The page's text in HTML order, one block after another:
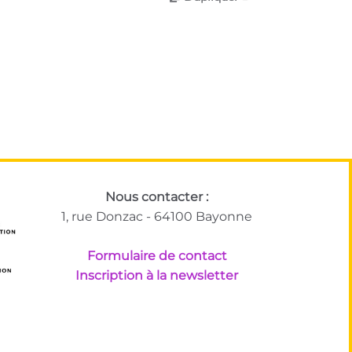
Nous contacter :
1, rue Donzac - 64100 Bayonne
Formulaire de contact
Inscription à la newsletter